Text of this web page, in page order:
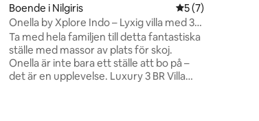
betyg, 10 omdömen
Boende i Nilgiris 5 av 5 i
5 (7)
Onella by Xplore Indo – Lyxig villa med 3
sovrum
Ta med hela familjen till detta fantastiska
ställe med massor av plats för skoj.
Onella är inte bara ett ställe att bo på –
det är en upplevelse. Luxury 3 BR Villa